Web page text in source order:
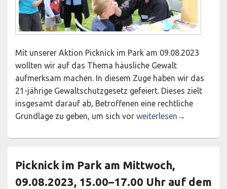
Mit unserer Aktion Picknick im Park am 09.08.2023
wollten wir auf das Thema häusliche Gewalt
aufmerksam machen. In diesem Zuge haben wir das
21-jährige Gewaltschutzgesetz gefeiert. Dieses zielt
insgesamt darauf ab, Betroffenen eine rechtliche
Grundlage zu geben, um sich vor Wasserspiele und jede
weiterlesen →
Picknick im Park am Mittwoch,
09.08.2023, 15.00–17.00 Uhr auf dem